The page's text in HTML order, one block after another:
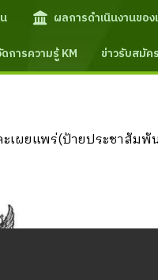
ผลการดำเนินงานขอ
การความรู้ KM ข่าวรับสมัค
ยแพร่(ป้ายประชาสัมพั